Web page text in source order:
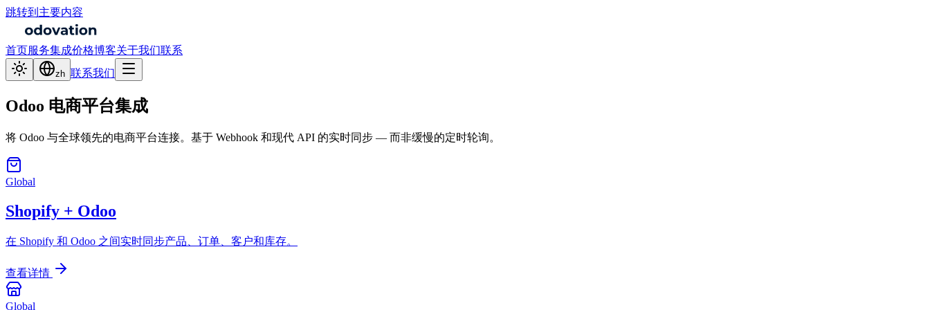
跳转到主要内容
首页服务集成价格博客关于我们联系
zh 联系我们
Odoo 电商平台集成
将 Odoo 与全球领先的电商平台连接。基于 Webhook 和现代 API 的实时同步 — 而非缓慢的定时轮询。
Global
Shopify + Odoo
在 Shopify 和 Odoo 之间实时同步产品、订单、客户和库存。
查看详情
Global